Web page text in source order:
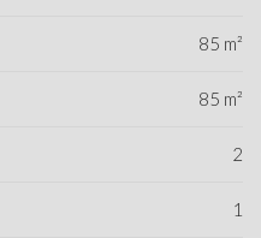
85 m²
85 m²
2
1